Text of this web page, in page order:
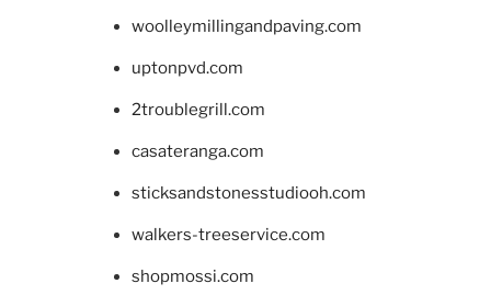
woolleymillingandpaving.com
uptonpvd.com
2troublegrill.com
casateranga.com
sticksandstonesstudiooh.com
walkers-treeservice.com
shopmossi.com